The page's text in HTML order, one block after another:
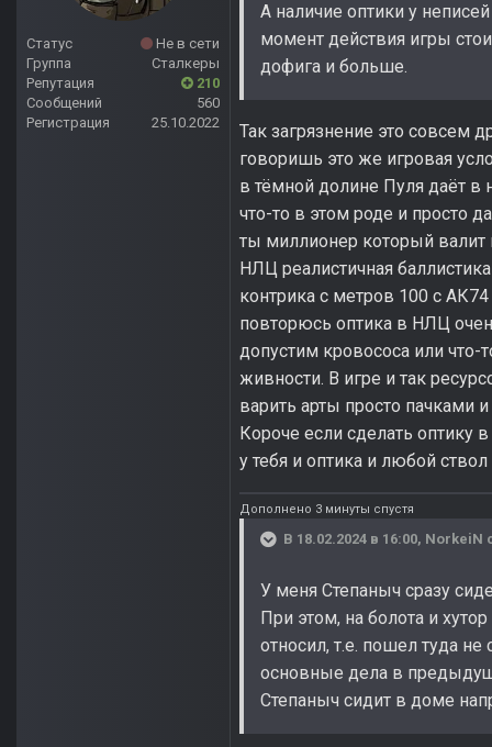
Статус
Не в сети
Группа
Сталкеры
Репутация
210
Сообщений
560
Регистрация
25.10.2022
А наличие оптики у
момент действия игры
дофига и больше.
Так загрязнение это совсем
говоришь это же игровая
в тёмной долине Пуля даёт в
что-то в этом роде и просто
ты миллионер который валит
НЛЦ реалистичная
контрика с метров 100 с
повторюсь оптика в НЛЦ
допустим кровососа или что-
живности. В игре и так
варить арты просто пачками
Короче если сделать оптику
у тебя и оптика и любой
Дополнено 3 минуты спустя
В 18.02.2024 в 16:00, NorkeiN
У меня Степаныч сразу
При этом, на болота и
относил, т.е. пошел туда
основные дела в
Степаныч сидит в доме